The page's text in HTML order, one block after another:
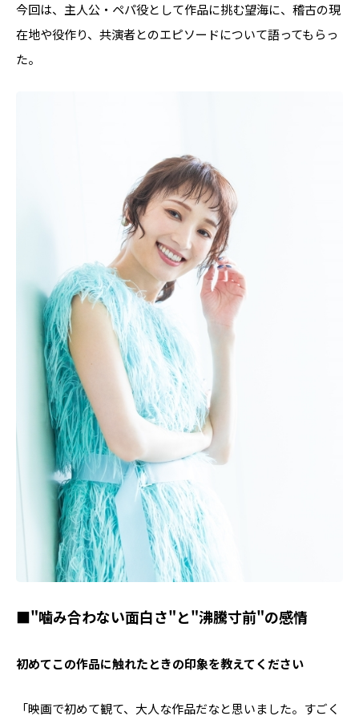
今回は、主人公・ペパ役として作品に挑む望海に、稽古の現
在地や役作り、共演者とのエピソードについて語ってもらっ
た。
■"噛み合わない面白さ"と"沸騰寸前"の感情
――初めてこの作品に触れたときの印象を教えてください
「映画で初めて観て、大人な作品だなと思いました。すごく